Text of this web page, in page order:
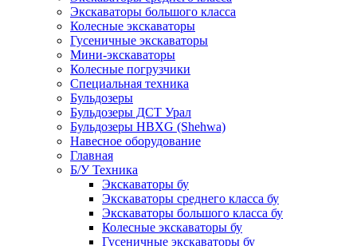
Экскаваторы большого класса
Колесные экскаваторы
Гусеничные экскаваторы
Мини-экскаваторы
Колесные погрузчики
Специальная техника
Бульдозеры
Бульдозеры ДСТ Урал
Бульдозеры HBXG (Shehwa)
Навесное оборудование
Главная
Б/У Техника
Экскаваторы бу
Экскаваторы среднего класса бу
Экскаваторы большого класса бу
Колесные экскаваторы бу
Гусеничные экскаваторы бу